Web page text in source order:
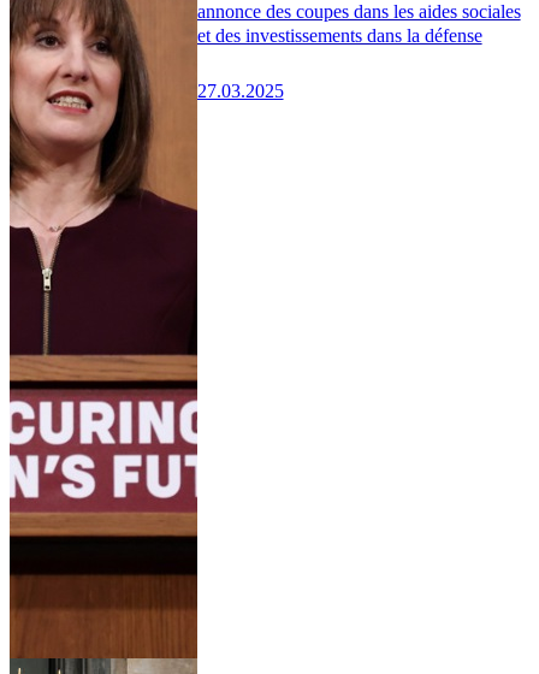
annonce des coupes dans les aides sociales
et des investissements dans la défense
27.03.2025